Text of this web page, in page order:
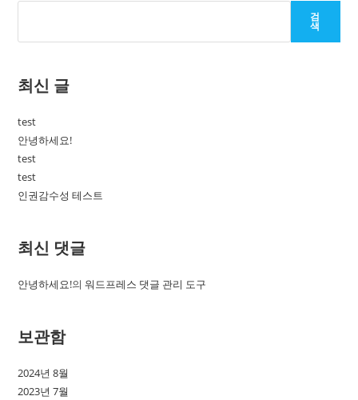
검
색
최신 글
test
안녕하세요!
test
test
인권감수성 테스트
최신 댓글
안녕하세요!의워드프레스 댓글 관리 도구
보관함
2024년 8월
2023년 7월